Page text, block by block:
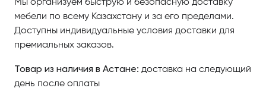
По вопросам приобретения элитной мебели в
Астанае обращайтесь в Antonovich Home.
Мы организуем быструю и безопасную доставку
мебели по всему Казахстану и за его пределами.
Доступны индивидуальные условия доставки для
премиальных заказов.
Товар из наличия в Астане: доставка на следующий
день после оплаты